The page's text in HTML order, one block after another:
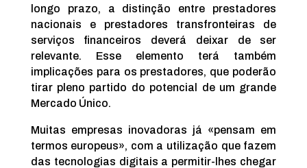
longo prazo, a distinção entre prestadores
nacionais e prestadores transfronteiras de
serviços financeiros deverá deixar de ser
relevante. Esse elemento terá também
implicações para os prestadores, que poderão
tirar pleno partido do potencial de um grande
Mercado Único.
Muitas empresas inovadoras já «pensam em
termos europeus», com a utilização que fazem
das tecnologias digitais a permitir-lhes chegar